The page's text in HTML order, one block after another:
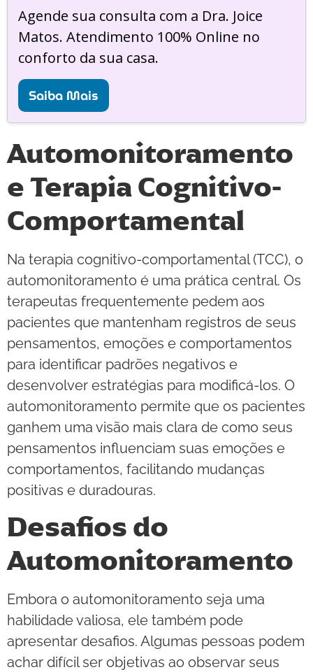
Agende sua consulta com a Dra. Joice
Matos. Atendimento 100% Online no
conforto da sua casa.
Saiba Mais
Automonitoramento
e Terapia Cognitivo-
Comportamental
Na terapia cognitivo-comportamental (TCC), o
automonitoramento é uma prática central. Os
terapeutas frequentemente pedem aos
pacientes que mantenham registros de seus
pensamentos, emoções e comportamentos
para identificar padrões negativos e
desenvolver estratégias para modificá-los. O
automonitoramento permite que os pacientes
ganhem uma visão mais clara de como seus
pensamentos influenciam suas emoções e
comportamentos, facilitando mudanças
positivas e duradouras.
Desafios do
Automonitoramento
Embora o automonitoramento seja uma
habilidade valiosa, ele também pode
apresentar desafios. Algumas pessoas podem
achar difícil ser objetivas ao observar seus